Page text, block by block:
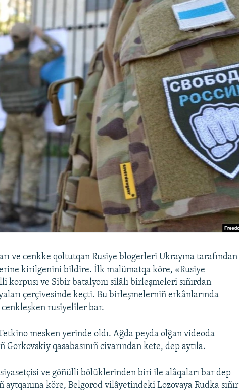
ve cenkke qoltutqan Rusiye blogerleri Ukrayına tarafından
kirilgenini bildire. İlk malümatqa köre, «Rusiye
korpusı ve Sibir batalyonı silâlı birleşmeleri sıñırdan
çerçivesinde keçti. Bu birleşmelerniñ erkânlarında
cenkleşken rusiyeliler bar.
mesken yerinde oldı. Ağda peyda olğan videoda
Gorkovskiy qasabasınıñ civarından kete, dep aytıla.
ve göñülli bölüklerinden biri ile alâqaları bar dep
aytqanına köre, Belgorod vilâyetindeki Lozovaya Rudka sıñır